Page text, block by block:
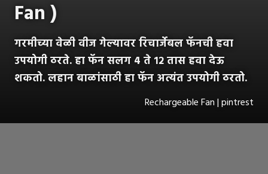
Fan )
गरमीच्या वेळी वीज गेल्यावर रिचार्जेबल फॅनची हवा
उपयोगी ठरते. हा फॅन सलग 4 ते १२ तास हवा देऊ
शकतो. लहान बाळांसाठी हा फॅन अत्यंत उपयोगी ठरतो.
Rechargeable Fan | pintrest